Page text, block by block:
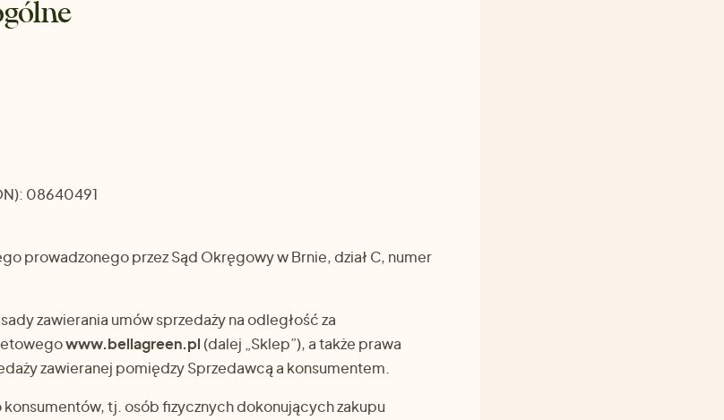
08640491
prowadzonego przez Sąd Okręgowy w Brnie, dział C, numer
zawierania umów sprzedaży na odległość za
www.bellagreen.pl (dalej „Sklep”), a także prawa
zawieranej pomiędzy Sprzedawcą a konsumentem.
tj. osób fizycznych dokonujących zakupu